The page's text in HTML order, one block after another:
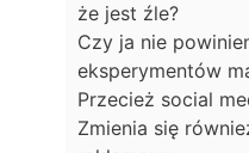
że jest źle?
Czy ja nie
eksperymentów
Przecież social
Zmienia się